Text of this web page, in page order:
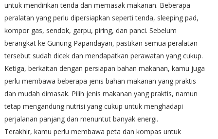
untuk mendirikan tenda dan memasak makanan. Beberapa
peralatan yang perlu dipersiapkan seperti tenda, sleeping pad,
kompor gas, sendok, garpu, piring, dan panci. Sebelum
berangkat ke Gunung Papandayan, pastikan semua peralatan
tersebut sudah dicek dan mendapatkan perawatan yang cukup.
Ketiga, berkaitan dengan persiapan bahan makanan, kamu juga
perlu membawa beberapa jenis bahan makanan yang praktis
dan mudah dimasak. Pilih jenis makanan yang praktis, namun
tetap mengandung nutrisi yang cukup untuk menghadapi
perjalanan panjang dan menuntut banyak energi.
Terakhir, kamu perlu membawa peta dan kompas untuk